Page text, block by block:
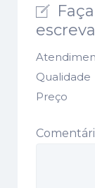
Qualidade
Preço